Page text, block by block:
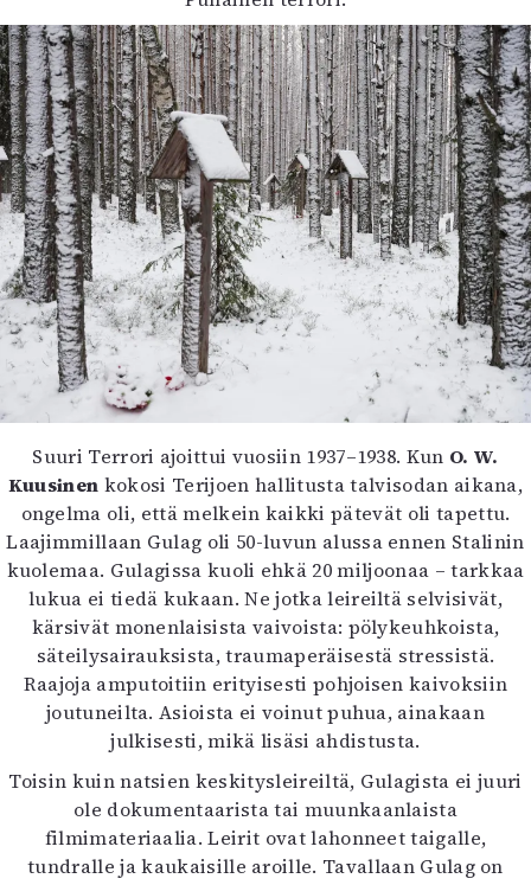
Suuri Terrori ajoittui vuosiin 1937–1938. Kun O. W.
Kuusinen kokosi Terijoen hallitusta talvisodan aikana,
ongelma oli, että melkein kaikki pätevät oli tapettu.
Laajimmillaan Gulag oli 50-luvun alussa ennen Stalinin
kuolemaa. Gulagissa kuoli ehkä 20 miljoonaa – tarkkaa
lukua ei tiedä kukaan. Ne jotka leireiltä selvisivät,
kärsivät monenlaisista vaivoista: pölykeuhkoista,
säteilysairauksista, traumaperäisestä stressistä.
Raajoja amputoitiin erityisesti pohjoisen kaivoksiin
joutuneilta. Asioista ei voinut puhua, ainakaan
julkisesti, mikä lisäsi ahdistusta.
Toisin kuin natsien keskitysleireiltä, Gulagista ei juuri
ole dokumentaarista tai muunkaanlaista
filmimateriaalia. Leirit ovat lahonneet taigalle,
tundralle ja kaukaisille aroille. Tavallaan Gulag on